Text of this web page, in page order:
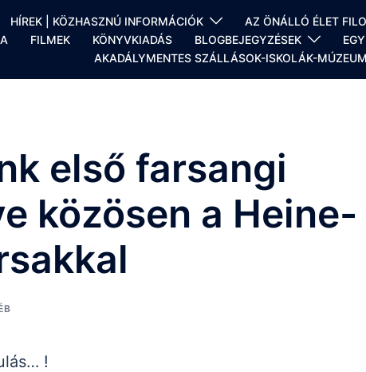
HÍREK | KÖZHASZNÚ INFORMÁCIÓK AZ ÖNÁLLÓ ÉLET
FILMEK KÖNYVKIADÁS BLOGBEJEGYZÉSEK
AKADÁLYMENTES SZÁLLÁSOK-ISKOLÁK-
első farsangi
közösen a Heine-
!